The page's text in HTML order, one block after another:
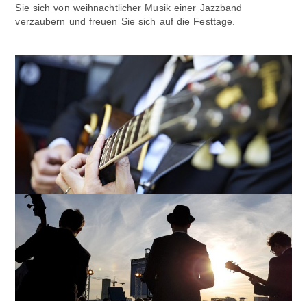
Sie sich von weihnachtlicher Musik einer Jazzband
verzaubern und freuen Sie sich auf die Festtage.